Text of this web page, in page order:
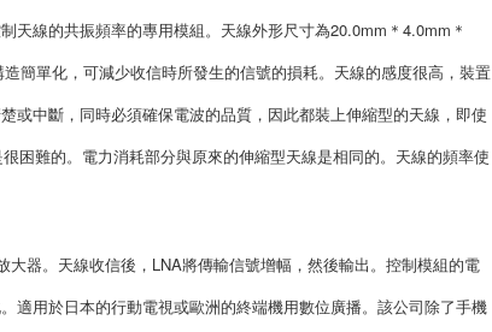
天線的共振頻率的專用模組。天線外形尺寸為20.0mm＊4.0mm＊
簡單化，可減少收信時所發生的信號的損耗。天線的感度很高，裝置
或中斷，同時必須確保電波的品質，因此都裝上伸縮型的天線，即使
困難的。電力消耗部分與原來的伸縮型天線是相同的。天線的頻率使
器。天線收信後，LNA將傳輸信號增幅，然後輸出。控制模組的電
適用於日本的行動電視或歐洲的終端機用數位廣播。該公司除了手機